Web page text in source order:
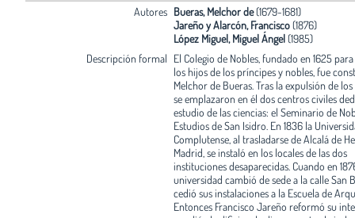
Autores Bueras, Melchor de(1679-1681)
Jareño y Alarcón, Francisco(1876)
López Miguel, Miguel Ángel(1985)
Descripción formal El Colegio de Nobles, fundado en 1625
los hijos de los príncipes y nobles, fue
Melchor de Bueras. Tras la expulsión de los
se emplazaron en él dos centros civiles
estudio de las ciencias: el Seminario de
Estudios de San Isidro. En 1836 la
Complutense, al trasladarse de Alcalá de
Madrid, se instaló en los locales de las dos
instituciones desaparecidas. Cuando en
universidad cambió de sede a la calle San
cedió sus instalaciones a la Escuela de
Entonces Francisco Jareño reformó su